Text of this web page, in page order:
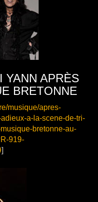
YANN APRÈS
BRETONNE
musique/apres-
a-la-scene-de-tri-
bretonne-au-
919-
]